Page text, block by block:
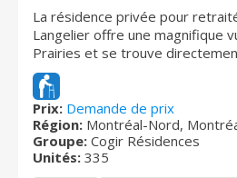
La résidence privée pour
Langelier offre une magnifique
Prairies et se trouve
cyclable et un parc. Vous
terrasse extérieure intime et
aménagée. La résidence vous propose des
appartements très spacieux avec
ensemble de services qui vous
d’esprit.
Prix: Demande de prix
Région: Montréal-Nord,
Groupe: Cogir Résidences
Unités: 335